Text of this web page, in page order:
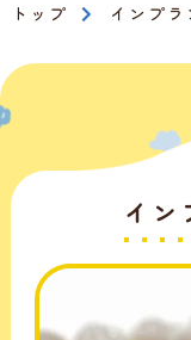
トップ インプラ
イン